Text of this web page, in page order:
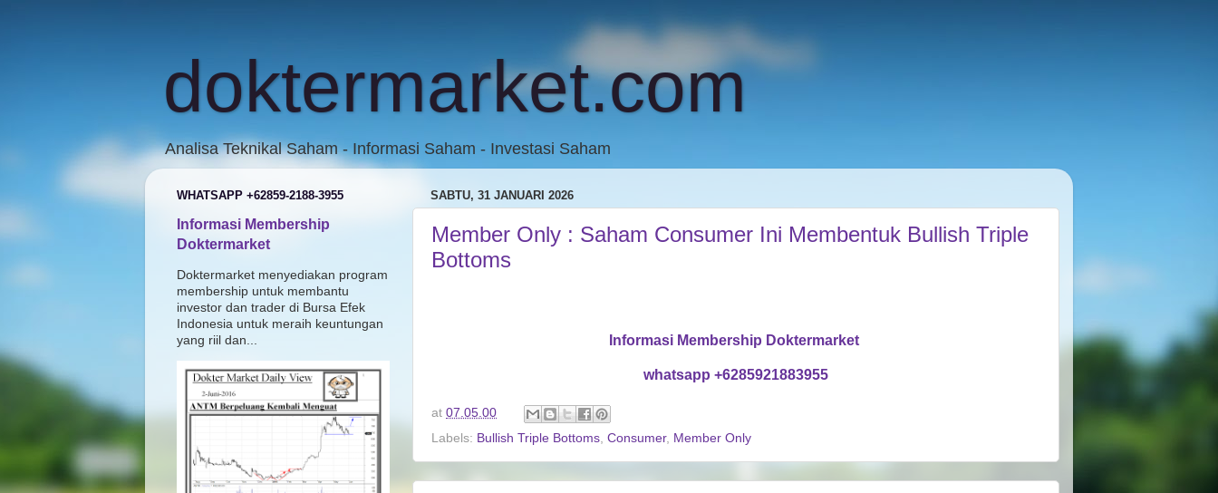
doktermarket.com
Analisa Teknikal Saham - Informasi Saham - Investasi Saham
SABTU, 31 JANUARI 2026
Member Only : Saham Consumer Ini Membentuk Bullish Triple
Bottoms
Informasi Membership Doktermarket
whatsapp +6285921883955
at 07.05.00
Labels: Bullish Triple Bottoms Consumer, Member Only
WHATSAPP +62859-2188-3955
Informasi Membership
Doktermarket
Doktermarket menyediakan program
membership untuk membantu
investor dan trader di Bursa Efek
Indonesia untuk meraih keuntungan
yang riil dan...